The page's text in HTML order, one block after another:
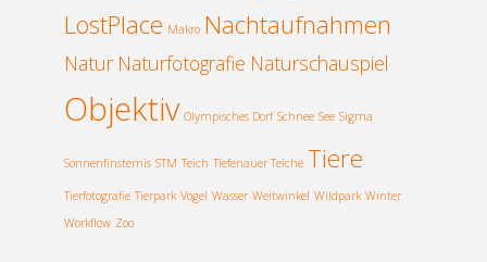
LostPlace Makro Nachtaufnahmen
Natur Naturfotografie Naturschauspiel
Objektiv Olympisches Dorf Schnee See Sigma
Sonnenfinsternis STM Teich Tiefenauer Teiche Tiere
Tierfotografie Tierpark Vögel Wasser Weitwinkel Wildpark Winter
Workflow Zoo